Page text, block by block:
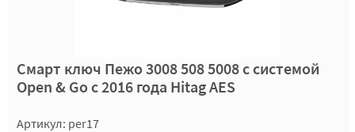
Смарт ключ Пежо 3008 508 5008 с системой
Open & Go с 2016 года Hitag AES
Артикул: per17